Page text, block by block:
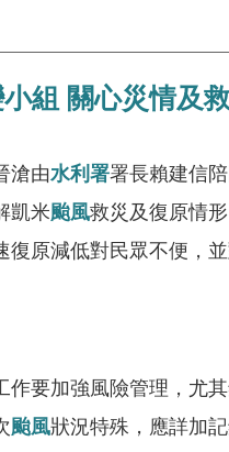
組 關心災情及
滄由水利署署長賴建信
凱米颱風救災及復原情
復原減低對民眾不便，
要加強風險管理，尤其
颱風狀況特殊，應詳加